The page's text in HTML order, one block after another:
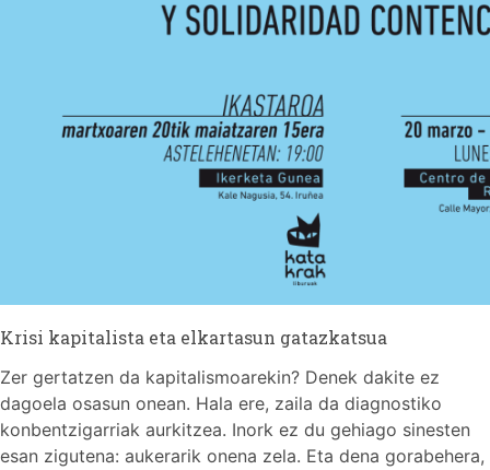
Krisi kapitalista eta elkartasun gatazkatsua
Zer gertatzen da kapitalismoarekin? Denek dakite ez
dagoela osasun onean. Hala ere, zaila da diagnostiko
konbentzigarriak aurkitzea. Inork ez du gehiago sinesten
esan zigutena: aukerarik onena zela. Eta dena gorabehera,